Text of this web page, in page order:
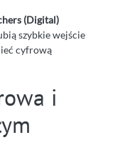
(Digital)
szybkie wejście
cyfrową
i